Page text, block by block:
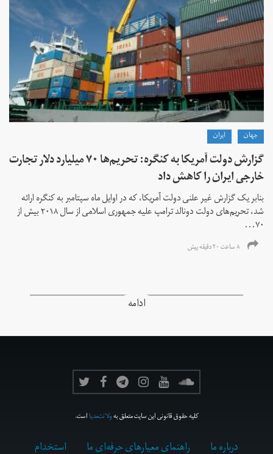
جهان ايران
گزارش دولت آمریکا به کنگره: تحریم‌ها ۷۰ میلیارد دلار تجارت
خارجی ایران را کاهش داد
بنابر یک گزارش غیر علنی دولت آمریکا، که در اوایل ماه سپتامبر به کنگره ارائه
شد، تحریم‌های دولت دونالد ترامپ علیه جمهوری اسلامی از سال ۲۰۱۸ بیش از
۷۰...
۸ ساعت ۲۰ دقیقه پیش
ادامه
کلیه حقوق قانونی این سایت متعلق بهولانت‌مدیااست.
درباره ما راهنمای معیارهای حرفه‌ای ما استخدام